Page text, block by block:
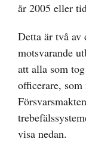
år 2005 eller
Detta är två av
motsvarande
att alla som
officerare,
visa nedan.